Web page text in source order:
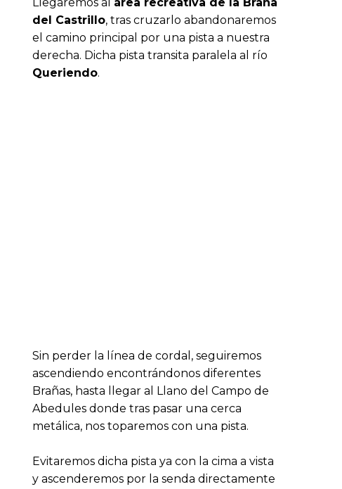
del Castrillo, tras cruzarlo abandonaremos
el camino principal por una pista a nuestra
derecha. Dicha pista transita paralela al río
Queriendo.
Sin perder la línea de cordal, seguiremos
ascendiendo encontrándonos diferentes
Brañas, hasta llegar al Llano del Campo de
Abedules donde tras pasar una cerca
metálica, nos toparemos con una pista.
Evitaremos dicha pista ya con la cima a vista
y ascenderemos por la senda directamente